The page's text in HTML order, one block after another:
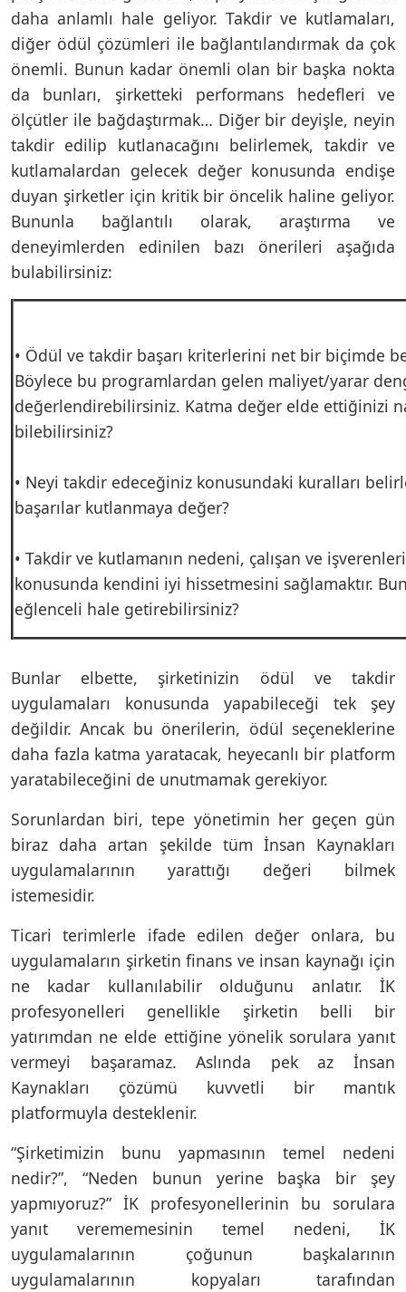
daha anlamlı hale geliyor. Takdir ve kutlamaları,
diğer ödül çözümleri ile bağlantılandırmak da çok
önemli. Bunun kadar önemli olan bir başka nokta
da bunları, şirketteki performans hedefleri ve
ölçütler ile bağdaştırmak… Diğer bir deyişle, neyin
takdir edilip kutlanacağını belirlemek, takdir ve
kutlamalardan gelecek değer konusunda endişe
duyan şirketler için kritik bir öncelik haline geliyor.
Bununla bağlantılı olarak, araştırma ve
deneyimlerden edinilen bazı önerileri aşağıda
bulabilirsiniz:
• Ödül ve takdir başarı kriterlerini net bir biçimde
Böylece bu programlardan gelen maliyet/yarar
değerlendirebilirsiniz. Katma değer elde ettiğinizi
bilebilirsiniz?
• Neyi takdir edeceğiniz konusundaki kuralları
başarılar kutlanmaya değer?
• Takdir ve kutlamanın nedeni, çalışan ve
konusunda kendini iyi hissetmesini sağlamaktır.
eğlenceli hale getirebilirsiniz?
Bunlar elbette, şirketinizin ödül ve takdir
uygulamaları konusunda yapabileceği tek şey
değildir. Ancak bu önerilerin, ödül seçeneklerine
daha fazla katma yaratacak, heyecanlı bir platform
yaratabileceğini de unutmamak gerekiyor.
Sorunlardan biri, tepe yönetimin her geçen gün
biraz daha artan şekilde tüm İnsan Kaynakları
uygulamalarının yarattığı değeri bilmek
istemesidir.
Ticari terimlerle ifade edilen değer onlara, bu
uygulamaların şirketin finans ve insan kaynağı için
ne kadar kullanılabilir olduğunu anlatır. İK
profesyonelleri genellikle şirketin belli bir
yatırımdan ne elde ettiğine yönelik sorulara yanıt
vermeyi başaramaz. Aslında pek az İnsan
Kaynakları çözümü kuvvetli bir mantık
platformuyla desteklenir.
“Şirketimizin bunu yapmasının temel nedeni
nedir?”, “Neden bunun yerine başka bir şey
yapmıyoruz?” İK profesyonellerinin bu sorulara
yanıt verememesinin temel nedeni, İK
uygulamalarının çoğunun başkalarının
uygulamalarının kopyaları tarafından